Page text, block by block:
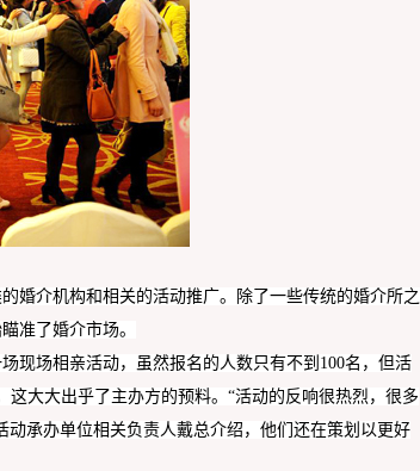
婚介机构和相关的活动推广。除了一些传统的婚介所之
准了婚介市场。
现场相亲活动，虽然报名的人数只有不到 100名，但活
大大出乎了主办方的预料。“活动的反响很热烈，很多
动承办单位相关负责人戴总介绍，他们还在策划以更好